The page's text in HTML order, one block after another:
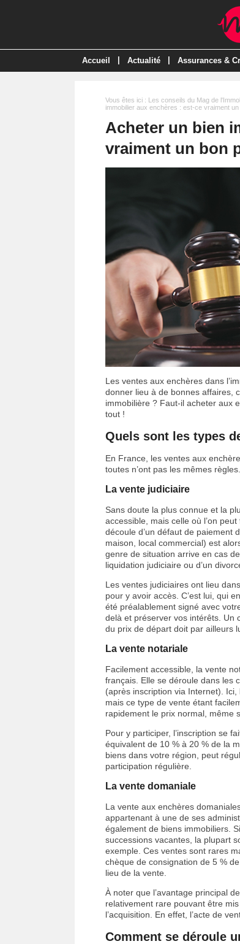
Accueil Actualité Assurances &
Vous êtes ici : Les conseils du Mag de
immobilier aux enchères : est-ce vraiment un
Acheter un bien
vraiment un bon
Les ventes aux enchères dans
donner lieu à de bonnes affaires,
immobilière ? Faut-il acheter aux
tout !
Quels sont les types
En France, les ventes aux
toutes n’ont pas les mêmes
La vente judiciaire
Sans doute la plus connue et la
accessible, mais celle où l’on
découle d’un défaut de paiement
maison, local commercial) est
genre de situation arrive en cas
liquidation judiciaire ou d’un
Les ventes judiciaires ont lieu
pour y avoir accès. C’est lui, qui
été préalablement signé avec
delà et préserver vos intérêts. Un
du prix de départ doit par ailleurs
La vente notariale
Facilement accessible, la vente
français. Elle se déroule dans les
(après inscription via Internet).
mais ce type de vente étant
rapidement le prix normal, même
Pour y participer, l’inscription se
équivalent de 10 % à 20 % de la
biens dans votre région, peut
participation régulière.
La vente domaniale
La vente aux enchères
appartenant à une de ses
également de biens immobiliers.
successions vacantes, la plupart
exemple. Ces ventes sont rares
chèque de consignation de 5 %
lieu de la vente.
À noter que l’avantage principal
relativement rare pouvant être
l’acquisition. En effet, l’acte de
Comment se déroule